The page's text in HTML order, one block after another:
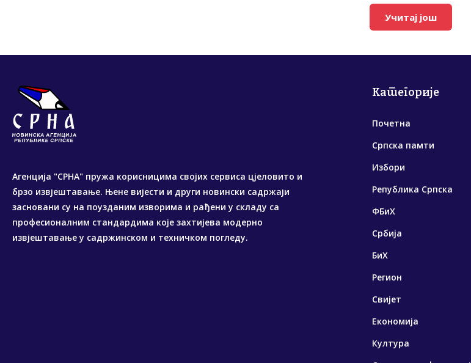
Учитај још
Агенција "СРНА" пружа корисницима својих сервиса цјеловито и
брзо извјештавање. Њене вијести и други новински садржаји
засновани су на поузданим изворима и рађени у складу са
професионалним стандардима које захтијева модерно
извјештавање у садржинском и техничком погледу.
Категорије
Почетна
Српска памти
Избори
Република Српска
ФБиХ
Србија
БиХ
Регион
Свијет
Економија
Култура